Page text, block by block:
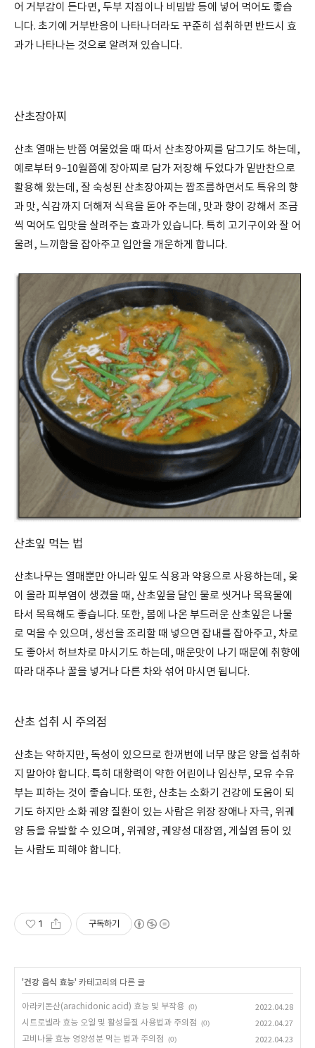
어 거부감이 든다면, 두부 지짐이나 비빔밥 등에 넣어 먹어도 좋습
니다. 초기에 거부반응이 나타나더라도 꾸준히 섭취하면 반드시 효
과가 나타나는 것으로 알려져 있습니다.
산초장아찌
산초 열매는 반쯤 여물었을 때 따서 산초장아찌를 담그기도 하는데,
예로부터 9~10월쯤에 장아찌로 담가 저장해 두었다가 밑반찬으로
활용해 왔는데, 잘 숙성된 산초장아찌는 짭조름하면서도 특유의 향
과 맛, 식감까지 더해져 식욕을 돋아 주는데, 맛과 향이 강해서 조금
씩 먹어도 입맛을 살려주는 효과가 있습니다. 특히 고기구이와 잘 어
울려, 느끼함을 잡아주고 입안을 개운하게 합니다.
산초잎 먹는 법
산초나무는 열매뿐만 아니라 잎도 식용과 약용으로 사용하는데, 옻
이 올라 피부염이 생겼을 때, 산초잎을 달인 물로 씻거나 목욕물에
타서 목욕해도 좋습니다. 또한, 봄에 나온 부드러운 산초잎은 나물
로 먹을 수 있으며, 생선을 조리할 때 넣으면 잡내를 잡아주고, 차로
도 좋아서 허브차로 마시기도 하는데, 매운맛이 나기 때문에 취향에
따라 대추나 꿀을 넣거나 다른 차와 섞어 마시면 됩니다.
산초 섭취 시 주의점
산초는 약하지만, 독성이 있으므로 한꺼번에 너무 많은 양을 섭취하
지 말아야 합니다. 특히 대항력이 약한 어린이나 임산부, 모유 수유
부는 피하는 것이 좋습니다. 또한, 산초는 소화기 건강에 도움이 되
기도 하지만 소화 궤양 질환이 있는 사람은 위장 장애나 자극, 위궤
양 등을 유발할 수 있으며, 위궤양, 궤양성 대장염, 게실염 등이 있
는 사람도 피해야 합니다.
1 구독하기
'건강 음식 효능' 카테고리의 다른 글
아라키돈산(arachidonic acid) 효능 및 부작용 (0)
2022.04.28
시트로넬라 효능 오일 및 활성물질 사용법과 주의점
(0)
2022.04.27
고비나물 효능 영양성분 먹는 법과 주의점
(0)
2022.04.23